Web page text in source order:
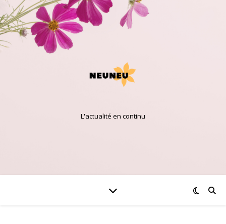
L'actualité en continu